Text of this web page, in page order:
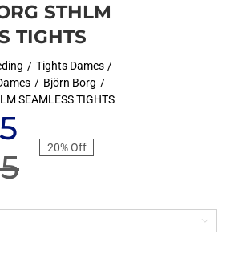
STHLM
TIGHTS
Tights Dames
Björn Borg
SEAMLESS TIGHTS
20% Off
